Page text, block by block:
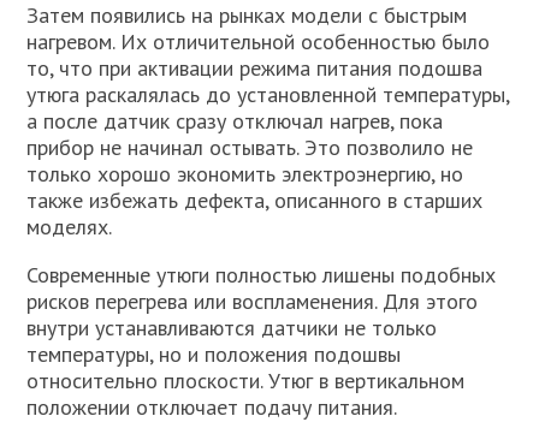
Затем появились на рынках модели с быстрым
нагревом. Их отличительной особенностью было
то, что при активации режима питания подошва
утюга раскалялась до установленной температуры,
а после датчик сразу отключал нагрев, пока
прибор не начинал остывать. Это позволило не
только хорошо экономить электроэнергию, но
также избежать дефекта, описанного в старших
моделях.
Современные утюги полностью лишены подобных
рисков перегрева или воспламенения. Для этого
внутри устанавливаются датчики не только
температуры, но и положения подошвы
относительно плоскости. Утюг в вертикальном
положении отключает подачу питания.